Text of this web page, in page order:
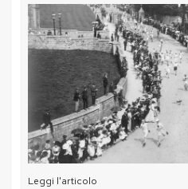
Leggi l'articolo